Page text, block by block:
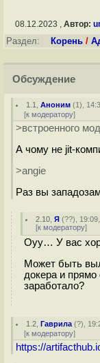
08.12.2023 , Автор:
Раздел: Корень /
Обсуждение
1.1 ,Аноним (1),
[к модератору]
>встроенного
А чому не jit-
>angie
Раз вы
2.10 ,Я (??),
[к модератору]
Оуу… У вас
Может быть
докера и
заработало?
1.2 ,Гаврила (?),
[к модератору]
https://